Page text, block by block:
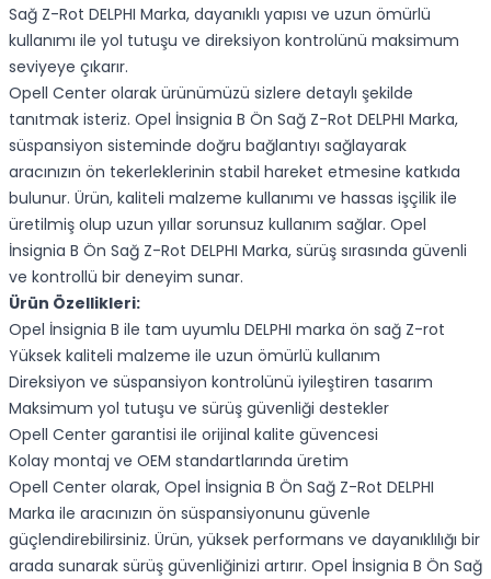
Sağ Z-Rot DELPHI Marka, dayanıklı yapısı ve uzun ömürlü
kullanımı ile yol tutuşu ve direksiyon kontrolünü maksimum
seviyeye çıkarır.
Opell Center olarak ürünümüzü sizlere detaylı şekilde
tanıtmak isteriz. Opel İnsignia B Ön Sağ Z-Rot DELPHI Marka,
süspansiyon sisteminde doğru bağlantıyı sağlayarak
aracınızın ön tekerleklerinin stabil hareket etmesine katkıda
bulunur. Ürün, kaliteli malzeme kullanımı ve hassas işçilik ile
üretilmiş olup uzun yıllar sorunsuz kullanım sağlar. Opel
İnsignia B Ön Sağ Z-Rot DELPHI Marka, sürüş sırasında güvenli
ve kontrollü bir deneyim sunar.
Ürün Özellikleri:
Opel İnsignia B ile tam uyumlu DELPHI marka ön sağ Z-rot
Yüksek kaliteli malzeme ile uzun ömürlü kullanım
Direksiyon ve süspansiyon kontrolünü iyileştiren tasarım
Maksimum yol tutuşu ve sürüş güvenliği destekler
Opell Center garantisi ile orijinal kalite güvencesi
Kolay montaj ve OEM standartlarında üretim
Opell Center olarak, Opel İnsignia B Ön Sağ Z-Rot DELPHI
Marka ile aracınızın ön süspansiyonunu güvenle
güçlendirebilirsiniz. Ürün, yüksek performans ve dayanıklılığı bir
arada sunarak sürüş güvenliğinizi artırır. Opel İnsignia B Ön Sağ